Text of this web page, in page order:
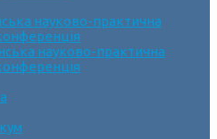
науково-практична
науково-практична